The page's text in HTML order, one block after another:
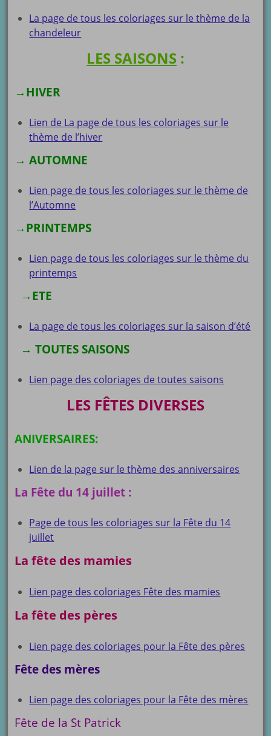
La page de tous les coloriages sur le thème de la
chandeleur
LES SAISONS:
→ HIVER
Lien de La page de tous les coloriages sur le
thème de l’hiver
→AUTOMNE
Lien page de tous les coloriages sur le thème de
l’Automne
→ PRINTEMPS
Lien page de tous les coloriages sur le thème du
printemps
→ ETE
La page de tous les coloriages sur la saison d’été
→ TOUTES SAISONS
Lien page des coloriages de toutes saisons
LES FÊTES DIVERSES
ANIVERSAIRES:
Lien de la page sur le thème des anniversaires
La Fête du 14 juillet :
Page de tous les coloriages sur la Fête du 14
juillet
La fête des mamies
Lien page des coloriages Fête des mamies
La fête des pères
Lien page des coloriages pour la Fête des pères
Fête des mères
Lien page des coloriages pour la Fête des mères
Fête de la St Patrick